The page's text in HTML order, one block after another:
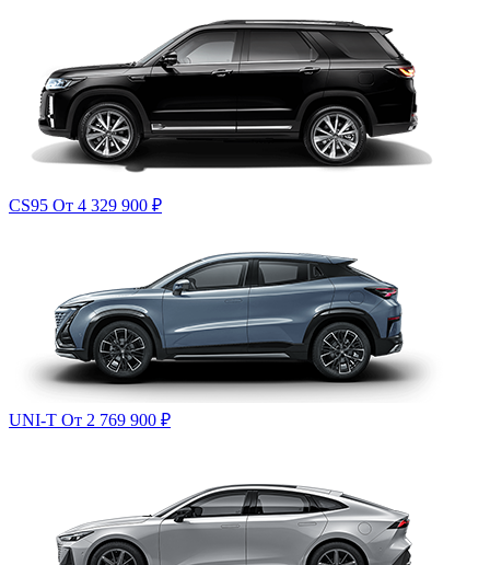
CS95 От 4 329 900 ₽
UNI-T От 2 769 900 ₽